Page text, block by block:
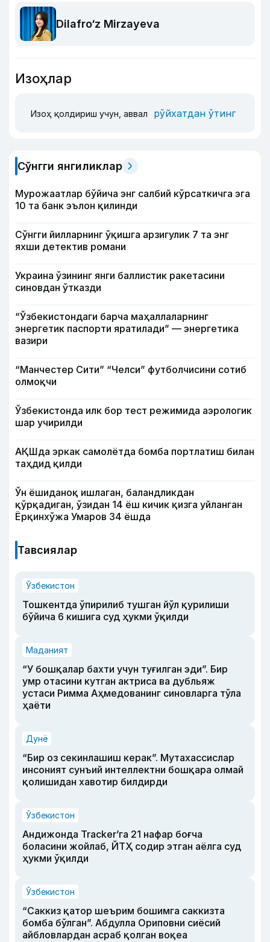
Dilafro‘z Mirzayeva
Изоҳлар
Изоҳ қолдириш учун, аввал рўйхатдан ўтинг
Сўнгги янгиликлар
Мурожаатлар бўйича энг салбий кўрсаткичга эга
10 та банк эълон қилинди
Сўнгги йилларнинг ўқишга арзигулик 7 та энг
яхши детектив романи
Украина ўзининг янги баллистик ракетасини
синовдан ўтказди
“Ўзбекистондаги барча маҳаллаларнинг
энергетик паспорти яратилади” — энергетика
вазири
“Манчестер Сити” “Челси” футболчисини сотиб
олмоқчи
Ўзбекистонда илк бор тест режимида аэрологик
шар учирилди
АҚШда эркак самолётда бомба портлатиш билан
таҳдид қилди
Ўн ёшиданоқ ишлаган, баландликдан
қўрқадиган, ўзидан 14 ёш кичик қизга уйланган
Ёрқинхўжа Умаров 34 ёшда
Тавсиялар
Ўзбекистон
Тошкентда ўпирилиб тушган йўл қурилиши
бўйича 6 кишига суд ҳукми ўқилди
Маданият
“У бошқалар бахти учун туғилган эди”. Бир
умр отасини кутган актриса ва дубльяж
устаси Римма Аҳмедованинг синовларга тўла
ҳаёти
Дунё
“Бир оз секинлашиш керак”. Мутахассислар
инсоният сунъий интеллектни бошқара олмай
қолишидан хавотир билдирди
Ўзбекистон
Андижонда Tracker’га 21 нафар боғча
боласини жойлаб, ЙТҲ содир этган аёлга суд
ҳукми ўқилди
Ўзбекистон
“Саккиз қатор шеърим бошимга саккизта
бомба бўлган”. Абдулла Ориповни сиёсий
айбловлардан асраб қолган воқеа